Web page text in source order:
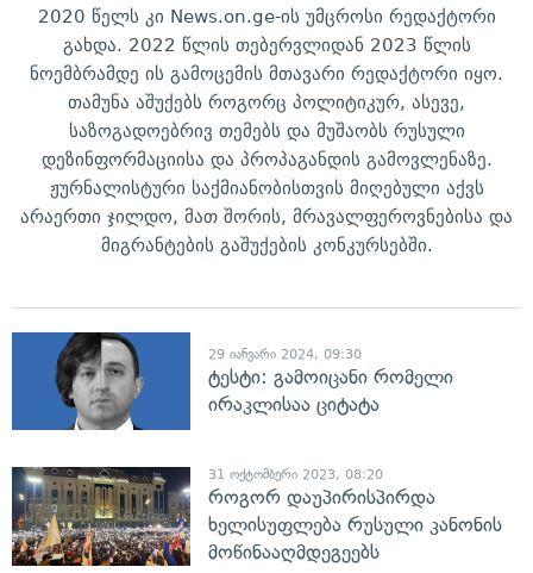
2020 წელს კი News.on.ge-ის უმცროსი რედაქტორი
გახდა. 2022 წლის თებერვლიდან 2023 წლის
ნოემბრამდე ის გამოცემის მთავარი რედაქტორი იყო.
თამუნა აშუქებს როგორც პოლიტიკურ, ასევე,
საზოგადოებრივ თემებს და მუშაობს რუსული
დეზინფორმაციისა და პროპაგანდის გამოვლენაზე.
ჟურნალისტური საქმიანობისთვის მიღებული აქვს
არაერთი ჯილდო, მათ შორის, მრავალფეროვნებისა და
მიგრანტების გაშუქების კონკურსებში.
29 იანვარი 2024, 09:30
ტესტი: გამოიცანი რომელი
ირაკლისაა ციტატა
31 ოქტომბერი 2023, 08:20
როგორ დაუპირისპირდა
ხელისუფლება რუსული კანონის
მოწინააღმდეგეებს